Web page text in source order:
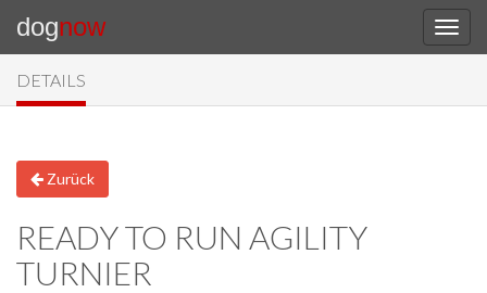
dognow
DETAILS
Zurück
READY TO RUN AGILITY
TURNIER